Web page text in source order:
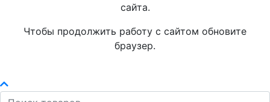
сайта.
Чтобы продолжить работу с сайтом обновите
браузер.